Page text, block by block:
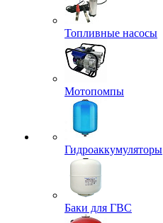
Топливные насосы
Мотопомпы
Гидроаккумуляторы
Баки для ГВС